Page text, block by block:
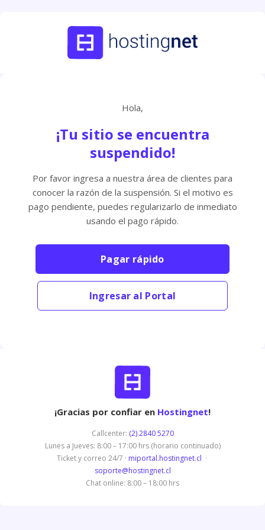
Hola,
¡Tu sitio se encuentra
suspendido!
Por favor ingresa a nuestra área de clientes para
conocer la razón de la suspensión. Si el motivo es
pago pendiente, puedes regularizarlo de inmediato
usando el pago rápido.
Pagar rápido
Ingresar al Portal
¡Gracias por confiar en Hostingnet!
Callcenter: (2) 2840 5270
Lunes a Jueves: 8:00 – 17:00 hrs (horario continuado)
Ticket y correo 24/7 · miportal.hostingnet.cl ·
soporte@hostingnet.cl
Chat online: 8:00 – 18:00 hrs